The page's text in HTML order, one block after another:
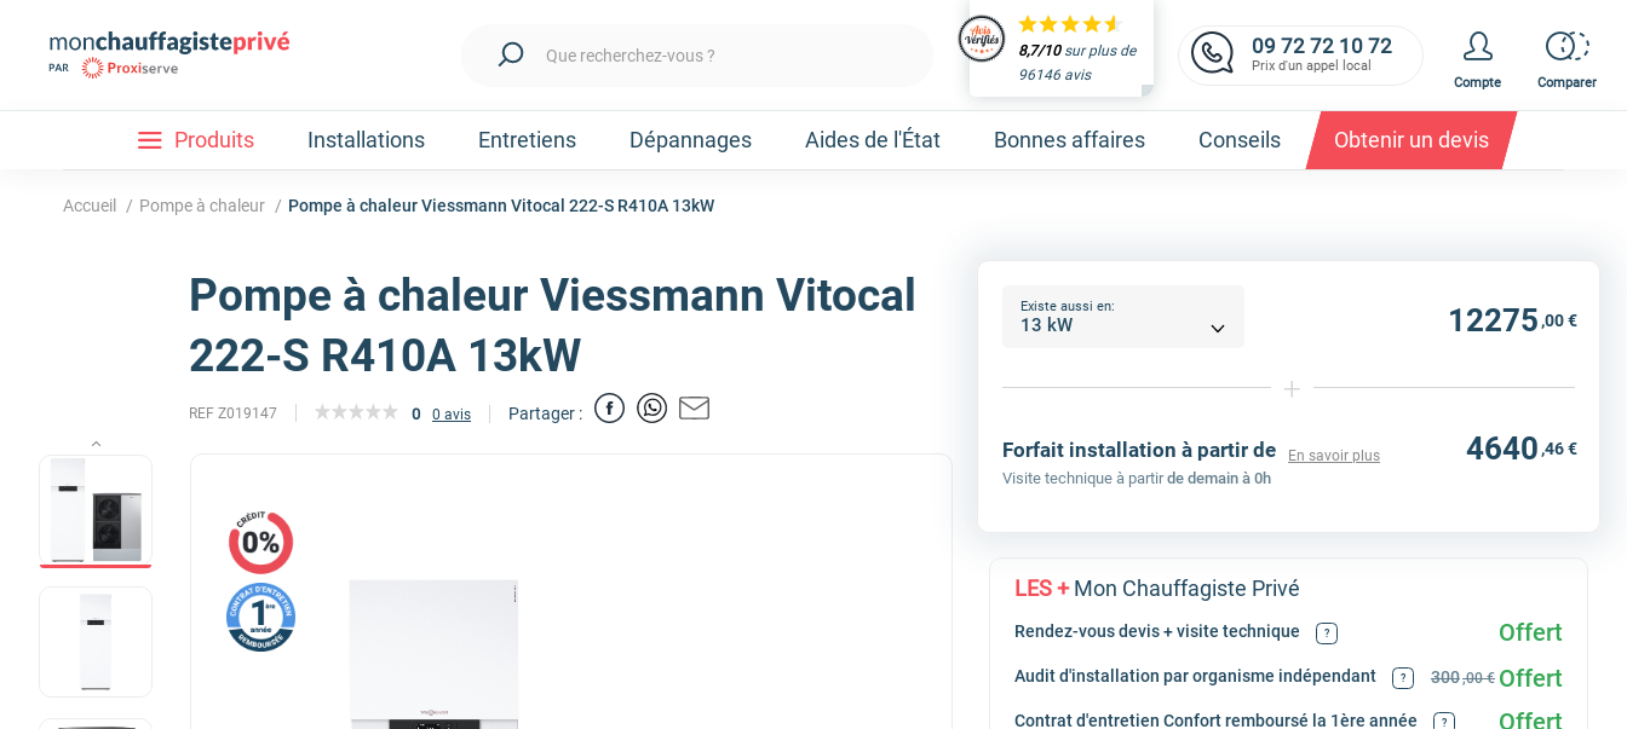
Que recherchez-vous ? 8,7/10sur plus de
96146 avis
09 72 72 10 72
Prix d'un appel local
Compte
Comparer
Produits
Installation
Découvrez nos forfaits d'installations Pompe à chaleur
Obtenir un devis
Prenez un rendez-vous et obtenez un devis,
Nos Pompes à chaleur
Pompe à chaleur air / eau
Pompe à chaleur fluide frigorigène R32
Pompe à chaleur fluide frigorigène R410A
Voir toutes les pompe à chaleur
Installations Entretiens Dépannages Aides de l'État Bonnes affaires Conseils Obtenir un devis
Accueil / Pompe à chaleur / Pompe à chaleur Viessmann Vitocal 222-S R410A 13kW
Pompe à chaleur Viessmann Vitocal
222-S R410A 13kW
REF Z019147 0 0 avis Partager :
Existe aussi en: 12275 ,00 €
+
Forfait installation à partir de En savoir plus 4640 ,46 €
Visite technique à partir de demain à 0h
LES +Mon Chauffagiste Privé
Rendez-vous devis + visite technique ? Offert
Audit d'installation par organisme indépendant ? Offert
300,00 €
Contrat d'entretien Confort remboursé la 1ère année ? Offert